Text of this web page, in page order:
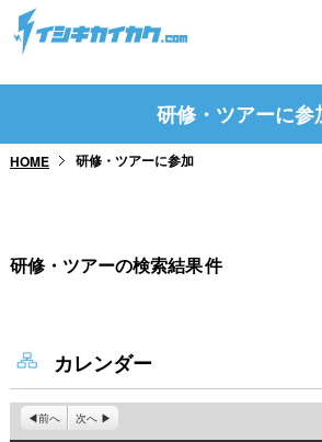
トップページ
研修・ツアーに参加
研修・ツアーに参
HOME 研修・ツアーに参加
研修・ツアーの検索結果件
カレンダー
前へ 次へ